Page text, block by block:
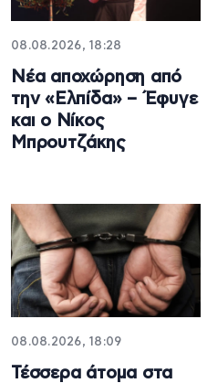
08.08.2026, 18:28
Νέα αποχώρηση από
την «Ελπίδα» – Έφυγε
και ο Νίκος
Μπρουτζάκης
08.08.2026, 18:09
Τέσσερα άτομα στα